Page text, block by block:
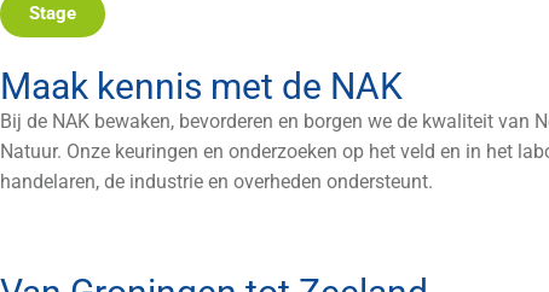
Stage
Maak kennis met de NAK
Bij de NAK bewaken, bevorderen en borgen we de kwaliteit
Natuur. Onze keuringen en onderzoeken op het veld en in het
handelaren, de industrie en overheden ondersteunt.